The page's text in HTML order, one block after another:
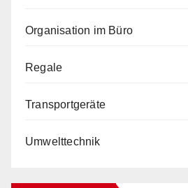
Organisation im Büro
Regale
Transportgeräte
Umwelttechnik